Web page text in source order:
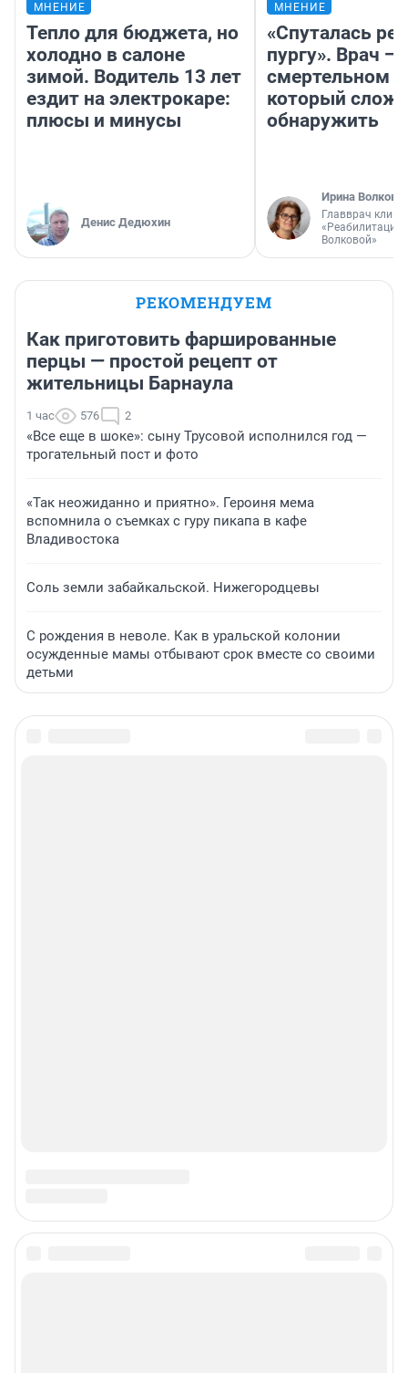
МНЕНИЕ
Тепло для бюджета, но
холодно в салоне
зимой. Водитель 13 лет
ездит на электрокаре:
плюсы и минусы
Денис Дедюхин
МНЕНИЕ
«Спуталась
пургу». Врач —
смертельном
который
обнаружить
Ирина Волкова
Главврач
«Реабилитация
Волковой»
РЕКОМЕНДУЕМ
Как приготовить фаршированные
перцы — простой рецепт от
жительницы Барнаула
1 час 576 2
«Все еще в шоке»: сыну Трусовой исполнился год —
трогательный пост и фото
«Так неожиданно и приятно». Героиня мема
вспомнила о съемках с гуру пикапа в кафе
Владивостока
Соль земли забайкальской. Нижегородцевы
С рождения в неволе. Как в уральской колонии
осужденные мамы отбывают срок вместе со своими
детьми